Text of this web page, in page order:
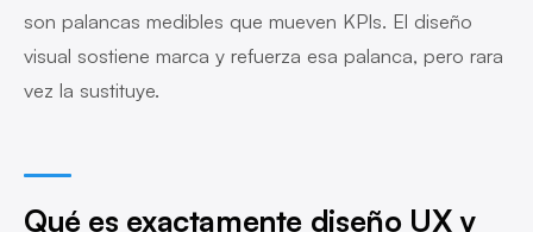
son palancas medibles que mueven KPIs. El diseño
visual sostiene marca y refuerza esa palanca, pero rara
vez la sustituye.
Qué es exactamente diseño UX y